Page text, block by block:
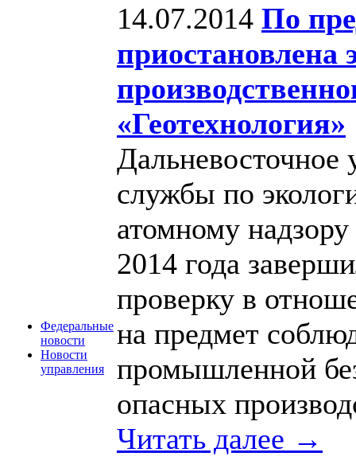
Федеральные
новости
Новости
управления
14.07.2014 По
приостановлена
«Геотехнология»
Дальневосточное
службы по
атомному
2014 года
проверку в
на предмет
промышленной
опасных
Читать далее →